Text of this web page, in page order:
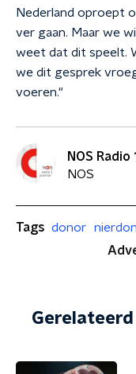
Nederland oproept
ver gaan. Maar we
weet dat dit speelt.
we dit gesprek
voeren."
NOS Radio
NOS
Tags donor
Gerelateerd